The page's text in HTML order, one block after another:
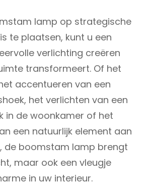
lamp op strategische
te plaatsen, kunt u een
verlichting creëren
transformeert. Of het
accentueren van een
het verlichten van een
in de woonkamer of het
een natuurlijk element aan
de boomstam lamp brengt
maar ook een vleugje
in uw interieur.